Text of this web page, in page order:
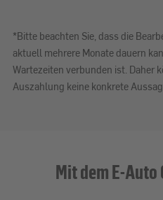
*Bitte beachten Sie, dass die
aktuell mehrere Monate dauern
Wartezeiten verbunden ist. Daher
Auszahlung keine konkrete
Mit dem E-